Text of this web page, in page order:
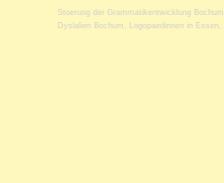
Stoerung der Grammatikentwicklung Bochum
Dyslalien Bochum , Logopaedinnen in Essen ,